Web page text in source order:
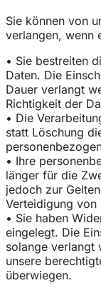
Sie können von
verlangen, wenn
• Sie bestreiten
Daten. Die
Dauer verlangt
Richtigkeit der
• Die
statt Löschung
• Ihre
länger für die
jedoch zur
Verteidigung von
• Sie haben
eingelegt. Die
solange verlangt
unsere
überwiegen.